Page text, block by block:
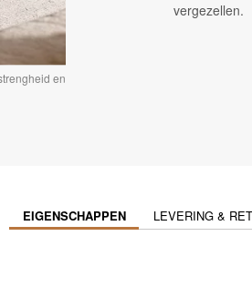
en
vergezellen.
EIGENSCHAPPEN LEVERING &